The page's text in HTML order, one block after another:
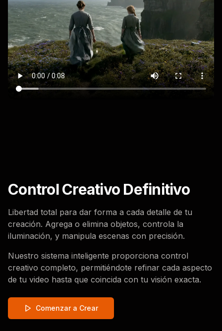
Control Creativo Definitivo
Libertad total para dar forma a cada detalle de tu
creación. Agrega o elimina objetos, controla la
iluminación, y manipula escenas con precisión.
Nuestro sistema inteligente proporciona control
creativo completo, permitiéndote refinar cada aspecto
de tu video hasta que coincida con tu visión exacta.
Comenzar a Crear